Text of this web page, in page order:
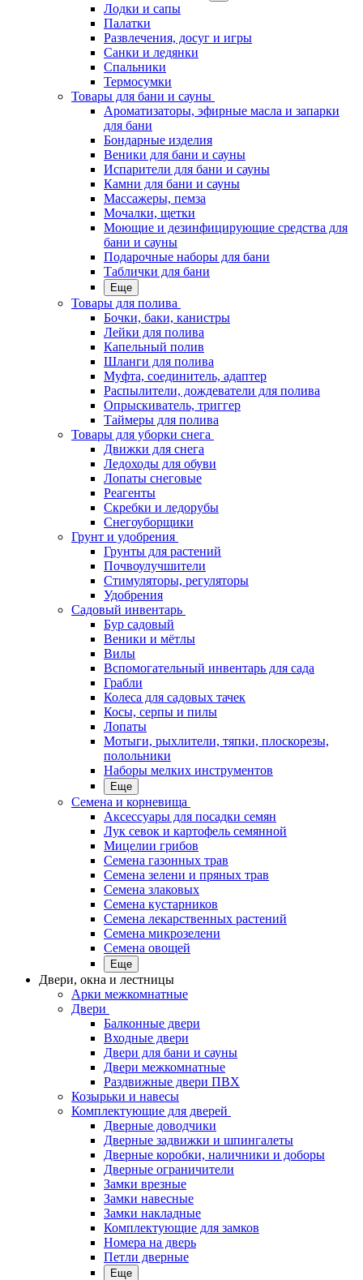
Лодки и сапы
Палатки
Развлечения, досуг и игры
Санки и ледянки
Спальники
Термосумки
Товары для бани и сауны
Ароматизаторы, эфирные масла и запарки
для бани
Бондарные изделия
Веники для бани и сауны
Испарители для бани и сауны
Камни для бани и сауны
Массажеры, пемза
Мочалки, щетки
Моющие и дезинфицирующие средства для
бани и сауны
Подарочные наборы для бани
Таблички для бани
Еще
Товары для полива
Бочки, баки, канистры
Лейки для полива
Капельный полив
Шланги для полива
Муфта, соединитель, адаптер
Распылители, дождеватели для полива
Опрыскиватель, триггер
Таймеры для полива
Товары для уборки снега
Движки для снега
Ледоходы для обуви
Лопаты снеговые
Реагенты
Скребки и ледорубы
Снегоуборщики
Грунт и удобрения
Грунты для растений
Почвоулучшители
Стимуляторы, регуляторы
Удобрения
Садовый инвентарь
Бур садовый
Веники и мётлы
Вилы
Вспомогательный инвентарь для сада
Грабли
Колеса для садовых тачек
Косы, серпы и пилы
Лопаты
Мотыги, рыхлители, тяпки, плоскорезы,
полольники
Наборы мелких инструментов
Еще
Семена и корневища
Аксессуары для посадки семян
Лук севок и картофель семянной
Мицелии грибов
Семена газонных трав
Семена зелени и пряных трав
Семена злаковых
Семена кустарников
Семена лекарственных растений
Семена микрозелени
Семена овощей
Еще
Двери, окна и лестницы
Арки межкомнатные
Двери
Балконные двери
Входные двери
Двери для бани и сауны
Двери межкомнатные
Раздвижные двери ПВХ
Козырьки и навесы
Комплектующие для дверей
Дверные доводчики
Дверные задвижки и шпингалеты
Дверные коробки, наличники и доборы
Дверные ограничители
Замки врезные
Замки навесные
Замки накладные
Комплектующие для замков
Номера на дверь
Петли дверные
Еще